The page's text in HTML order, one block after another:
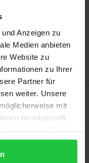
Anzeigen zu
Medien anbieten
Website zu
zu Ihrer
Partner für
weiter. Unsere
mit
bereitgestellt
Grund hierfür ist